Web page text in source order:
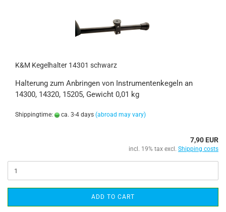
K&M Kegelhalter 14301 schwarz
Halterung zum Anbringen von Instrumentenkegeln an
14300, 14320, 15205, Gewicht 0,01 kg
Shippingtime: ca. 3-4 days (abroad may vary)
7,90 EUR
incl. 19% tax excl. Shipping costs
ADD TO CART